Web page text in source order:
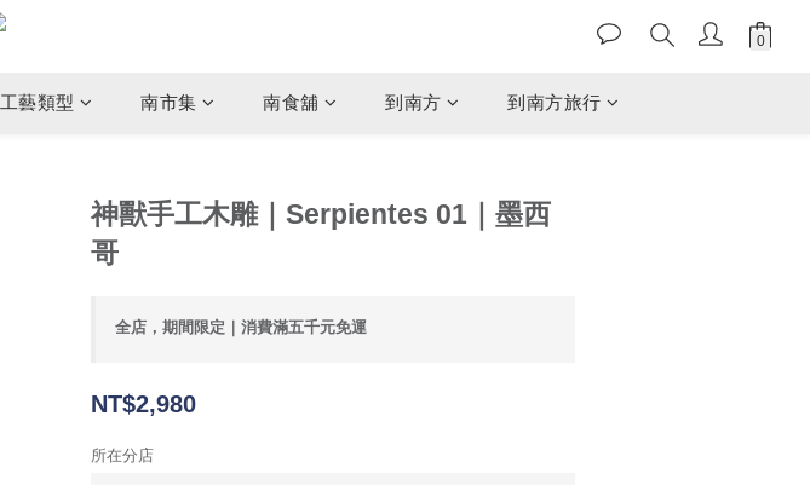
工藝類型 南市集 南食舖 到南方 到南方旅行
神獸手工木雕｜Serpientes 01｜墨西
哥
全店，期間限定｜消費滿五千元免運
NT$2,980
所在分店